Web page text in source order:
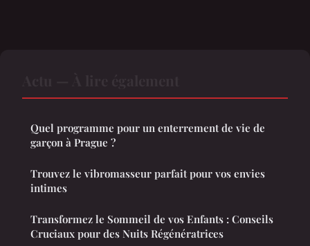
Quel programme pour un enterrement de vie de
garçon à Prague ?
Trouvez le vibromasseur parfait pour vos envies
intimes
Transformez le Sommeil de vos Enfants : Conseils
Cruciaux pour des Nuits Régénératrices